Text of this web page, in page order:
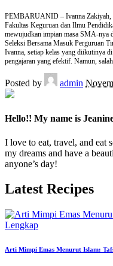
PEMBARUANID – Ivanna Zakiyah,
Fakultas Keguruan dan Ilmu
mewujudkan impian masa SMA-nya
Seleksi Bersama Masuk Perguruan
Ivanna, setiap kelas yang diikutinya
pengajaran yang efektif. Namun,
Posted by admin
Hello!! My name is
I love to eat, travel, and eat
my dreams and have a
anyone’s day!
Latest Recipes
Arti Mimpi Emas Menurut Islam: